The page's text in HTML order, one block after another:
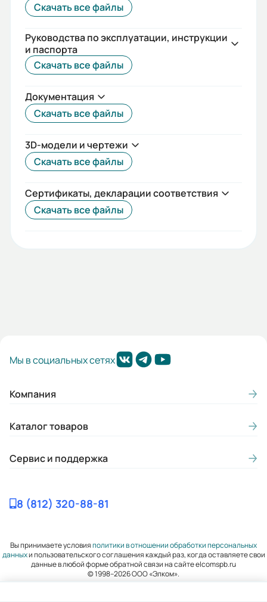
Скачать все файлы
Руководства по эксплуатации, инструкции
и паспорта
Скачать все файлы
Документация
Скачать все файлы
3D-модели и чертежи
Скачать все файлы
Сертификаты, декларации соответствия
Скачать все файлы
Мы в социальных сетях
Компания
Каталог товаров
Сервис и поддержка
8 (812) 320-88-81
Вы принимаете условияполитики в отношении обработки персональных
данныхи пользовательского соглашения каждый раз, когда оставляете свои
данные в любой форме обратной связи на сайте elcomspb.ru
© 1998–2026 ООО «Элком».